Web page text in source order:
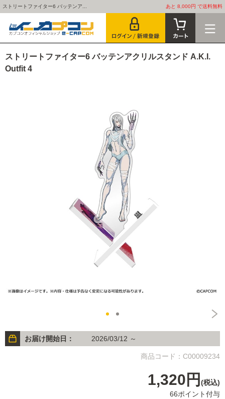
ストリートファイター6 バッテンア... あと 8,000円 で送料無料
ストリートファイター6 バッテンアクリルスタンド A.K.I.
Outfit 4
お届け開始日： 2026/03/12 ～
商品コード：C00009234
1,320円 (税込)
66ポイント付与